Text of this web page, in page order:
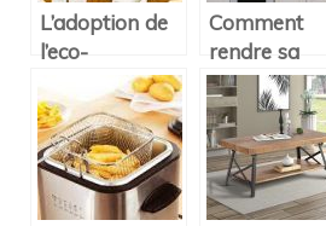
L’adoption de
l’eco-
renovation sur
un logement :
pour quelle
utilite ?
Comment
rendre sa
cuisine
ecologique ?